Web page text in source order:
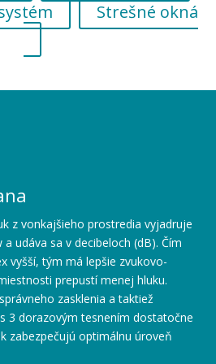
Strešné okná
z vonkajšieho prostredia vyjadruje
udáva sa v decibeloch (dB). Čím
vyšší, tým má lepšie zvukovo-
prepustí menej hluku.
zasklenia a taktiež
3 dorazovým tesnením dostatočne
zabezpečujú optimálnu úroveň